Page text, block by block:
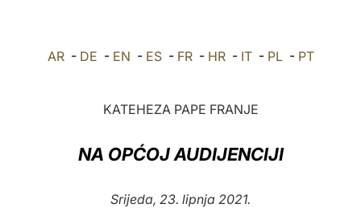
POLSKI
中文
AR- DE - EN - ES- FR- HR- IT- PL- PT
KATEHEZA PAPE FRANJE
NA OPĆOJ AUDIJENCIJI
Srijeda, 23. lipnja 2021.